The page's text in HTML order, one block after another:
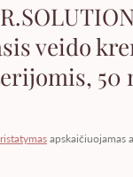
veido
50
apskaičiuojamas